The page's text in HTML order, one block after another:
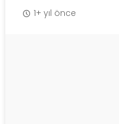
1+ yıl önce